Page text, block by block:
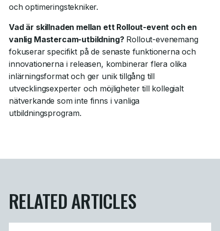
och optimeringstekniker.
Vad är skillnaden mellan ett Rollout-event och en
vanlig Mastercam-utbildning?Rollout-evenemang
fokuserar specifikt på de senaste funktionerna och
innovationerna i releasen, kombinerar flera olika
inlärningsformat och ger unik tillgång till
utvecklingsexperter och möjligheter till kollegialt
nätverkande som inte finns i vanliga
utbildningsprogram.
RELATED ARTICLES